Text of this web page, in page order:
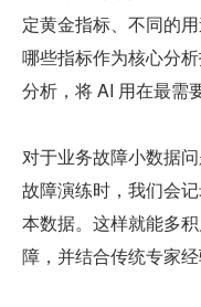
定黄金指标、不同的
哪些指标作为核心分
分析，将 AI 用在最需
对于业务故障小数据
故障演练时，我们会
本数据。这样就能多
障，并结合传统专家经